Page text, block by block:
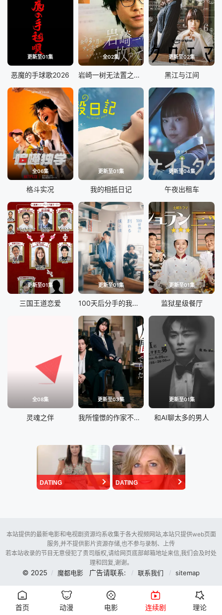
更新至01集
恶魔的手球歌2026
全02集
岩崎一树无法置之不理
更新至02集
黑江与江间
全06集
格斗实况
更新至01集
我的相抵日记
更新至04集
午夜出租车
更新至01集
三国王道恋爱
更新至01集
100天后分手的我和他
更新至01集
监狱星级餐厅
全08集
灵魂之伴
更新至03集
我所憧憬的作家不是人类
更新至01集
和AI聊太多的男人
DATING DATING
本站提供的最新电影和电视剧资源均系收集于各大视频网站,本站只提供web页面
服务,并不提供影片资源存储,也不参与录制、上传
若本站收录的节目无意侵犯了贵司版权,请给网页底部邮箱地址来信,我们会及时处
理和回复,谢谢。
© 2025 魔都电影 广告请联系: 联系我们 sitemap
首页 动漫 电影 连续剧 理论